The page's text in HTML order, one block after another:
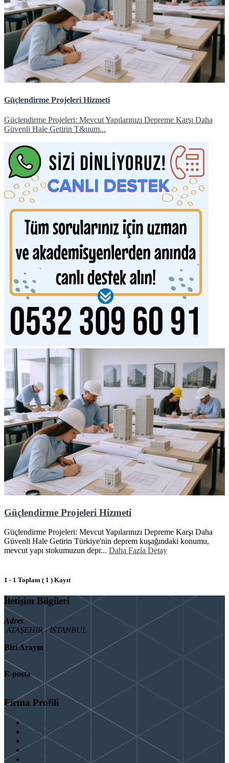
Güçlendirme Projeleri Hizmeti
Güçlendirme Projeleri: Mevcut Yapılarınızı Depreme Karşı Daha
Güvenli Hale Getirin T&uum...
Güçlendirme Projeleri Hizmeti
Güçlendirme Projeleri: Mevcut Yapılarınızı Depreme Karşı Daha
Güvenli Hale Getirin Türkiye'nin deprem kuşağındaki konumu,
mevcut yapı stokumuzun depr... Daha Fazla Detay
1 - 1 Toplam ( 1 ) Kayıt
İletişim Bilgileri
Adres
ATAŞEHİR - İSTANBUL
Bizi Arayın
E-posta
info@binaguclendir.com
Firma Profili
Hakkımızda
Hizmet Verdiğimiz Bölgeler
Paydaşlarımız
İş Birliği Teklifleri
Şartlar ve Koşullar